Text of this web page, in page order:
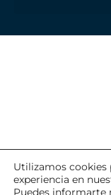
Utilizamos cookies
experiencia en
Puedes informarte